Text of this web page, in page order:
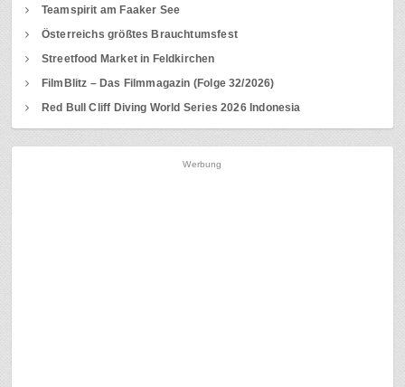
Teamspirit am Faaker See
Österreichs größtes Brauchtumsfest
Streetfood Market in Feldkirchen
FilmBlitz – Das Filmmagazin (Folge 32/2026)
Red Bull Cliff Diving World Series 2026 Indonesia
Werbung